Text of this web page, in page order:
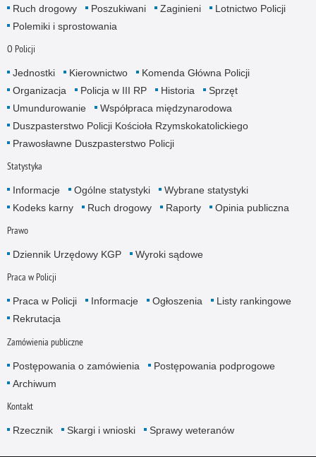
Ruch drogowy
Poszukiwani Zaginieni
Lotnictwo Policji
Polemiki i sprostowania
O Policji
Jednostki Kierownictwo
Komenda Główna Policji
Organizacja
Policja w III RP Historia
Sprzęt
Umundurowanie
Współpraca międzynarodowa
Duszpasterstwo Policji Kościoła Rzymskokatolickiego
Prawosławne Duszpasterstwo Policji
Statystyka
Informacje Ogólne statystyki
Wybrane statystyki
Kodeks karny
Ruch drogowy Raporty Opinia publiczna
Prawo
Dziennik Urzędowy KGP Wyroki sądowe
Praca w Policji
Praca w Policji Informacje Ogłoszenia
Listy rankingowe
Rekrutacja
Zamówienia publiczne
Postępowania o zamówienia
Postępowania podprogowe
Archiwum
Kontakt
Rzecznik Skargi i wnioski Sprawy weteranów